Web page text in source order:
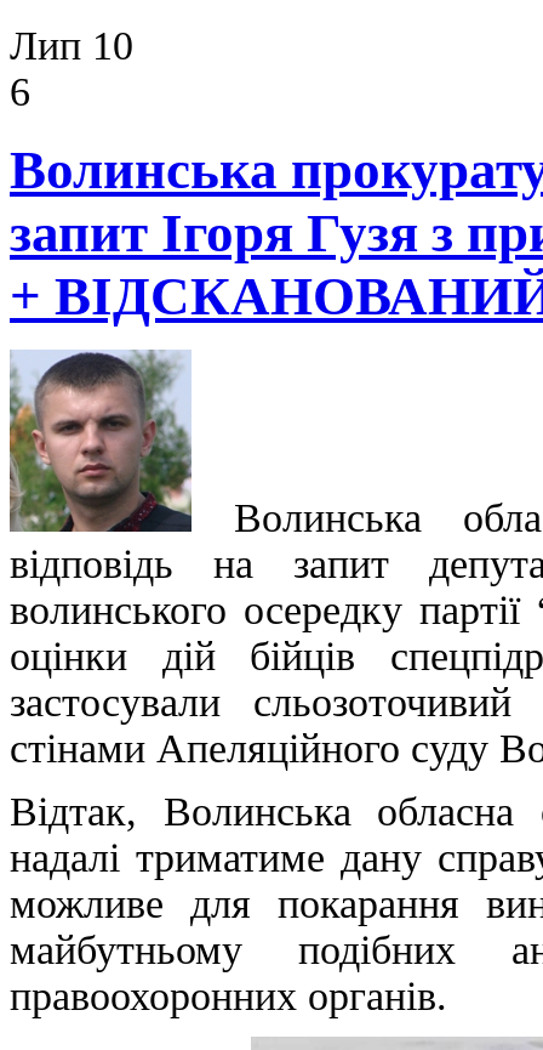
Лип 10
6
Волинська
запит Ігоря Гузя з
+
Волинська
відповідь на запит
волинського осередку
оцінки дій бійців
застосували
стінами Апеляційного суду
Відтак, Волинська обласна
надалі триматиме дану
можливе для покарання
майбутньому подібних
правоохоронних органів.